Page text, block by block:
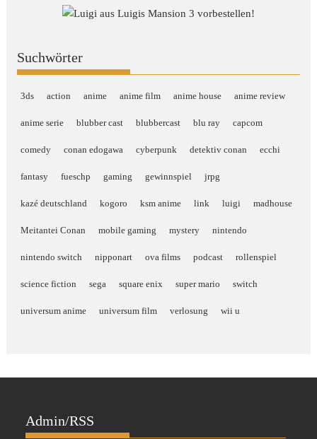
Suchwörter
3ds action anime anime film anime house anime review
anime serie blubber cast blubbercast blu ray capcom
comedy conan edogawa cyberpunk detektiv conan ecchi
fantasy fueschp gaming gewinnspiel jrpg
kazé deutschland kogoro ksm anime link luigi madhouse
Meitantei Conan mobile gaming mystery nintendo
nintendo switch nipponart ova films podcast rollenspiel
science fiction sega square enix super mario switch
universum anime universum film verlosung wii u
Admin/RSS